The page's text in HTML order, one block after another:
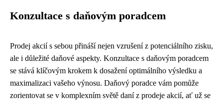
Konzultace s daňovým poradcem
Prodej akcií s sebou přináší nejen vzrušení z potenciálního zisku,
ale i důležité daňové aspekty. Konzultace s daňovým poradcem
se stává klíčovým krokem k dosažení optimálního výsledku a
maximalizaci vašeho výnosu. Daňový poradce vám pomůže
zorientovat se v komplexním světě daní z prodeje akcií, ať už se